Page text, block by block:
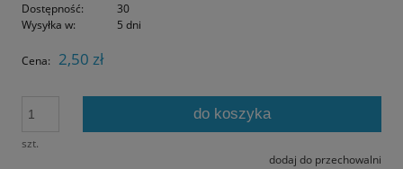
Dostępność:
30
Wysyłka w:
5 dni
Cena: 2,50 zł
szt.
do koszyka
dodaj do przechowalni